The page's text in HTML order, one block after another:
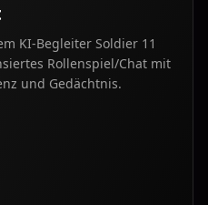
KI-Begleiter Soldier 11
Rollenspiel/Chat mit
und Gedächtnis.